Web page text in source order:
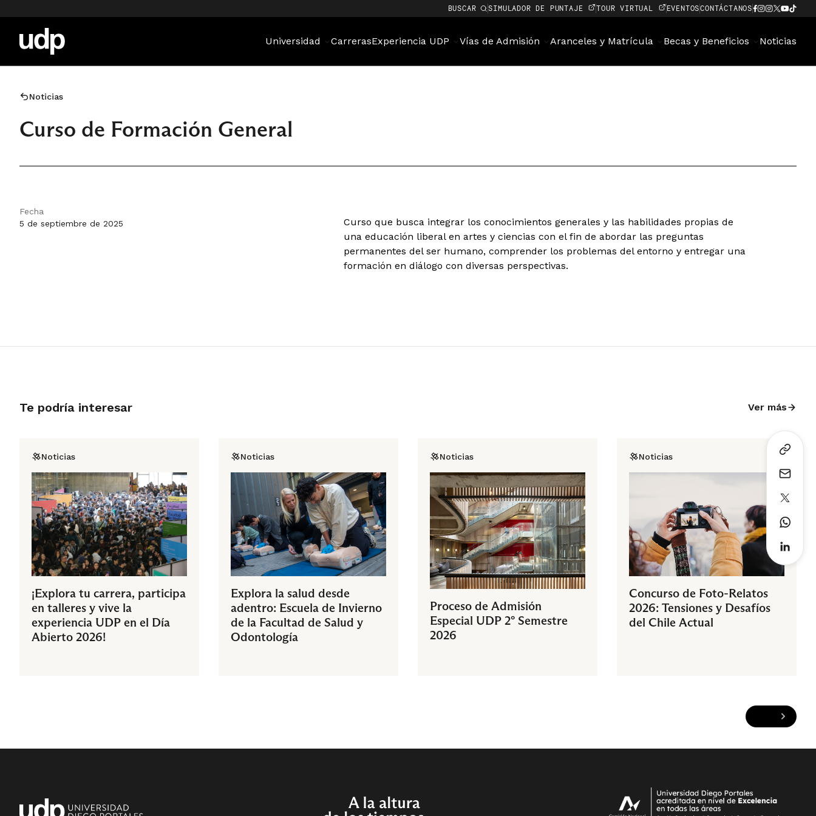
BUSCAR SIMULADOR DE PUNTAJE TOUR VIRTUAL EVENTOSCONTÁCTANOS
Universidad CarrerasExperiencia UDP Vías de Admisión Aranceles y Matrícula Becas y Beneficios Noticias
Noticias
Curso de Formación General
Fecha
5 de septiembre de 2025
Curso que busca integrar los conocimientos generales y las habilidades propias de
una educación liberal en artes y ciencias con el fin de abordar las preguntas
permanentes del ser humano, comprender los problemas del entorno y entregar una
formación en diálogo con diversas perspectivas.
Te podría interesar Ver más
Noticias
¡Explora tu carrera, participa
en talleres y vive la
experiencia UDP en el Día
Abierto 2026!
Noticias
Explora la salud desde
adentro: Escuela de Invierno
de la Facultad de Salud y
Odontología
Noticias
Proceso de Admisión
Especial UDP 2° Semestre
2026
Noticias
Concurso de Foto-Relatos
2026: Tensiones y Desafíos
del Chile Actual